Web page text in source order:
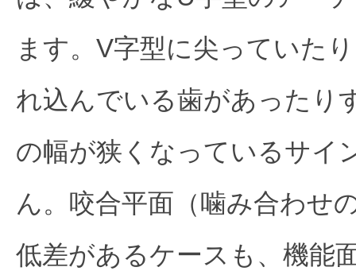
ます。V字型に尖っていた
れ込んでいる歯があったり
の幅が狭くなっているサイ
ん。咬合平面（噛み合わせ
低差があるケースも、機能